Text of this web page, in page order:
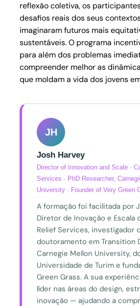
reflexão coletiva, os
desafios reais dos seus
imaginaram futuros mais
sustentáveis. O programa
para além dos problemas
compreender melhor as
que moldam a vida dos jovens
JH
Josh Harvey
Director of Innovation and Scale ·
Services · PhD Researcher,
University · Founder of Very Green
A formação foi facilitada por
Diretor de Inovação e Escala
Relief Services, investigador
doutoramento em Transition
Carnegie Mellon University,
Universidade de Turim e
Green Grass. A sua
líder nas áreas do design,
inovação — ajudando a